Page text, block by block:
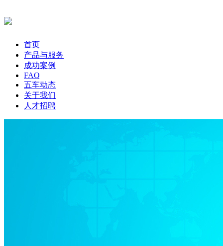
首页
产品与服务
成功案例
FAQ
五车动态
关于我们
人才招聘